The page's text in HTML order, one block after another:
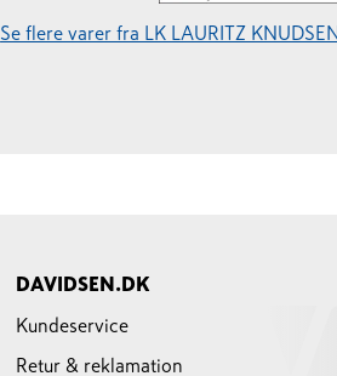
Se flere varer fra LK LAURITZ KNUDSEN
DAVIDSEN.DK
Kundeservice
Retur & reklamation